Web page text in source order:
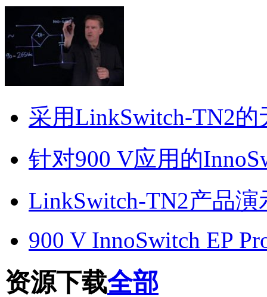
采用LinkSwitch-TN2
针对900 V应用的
LinkSwitch-TN2产品演
900 V InnoSwitch EP
资源下载全部